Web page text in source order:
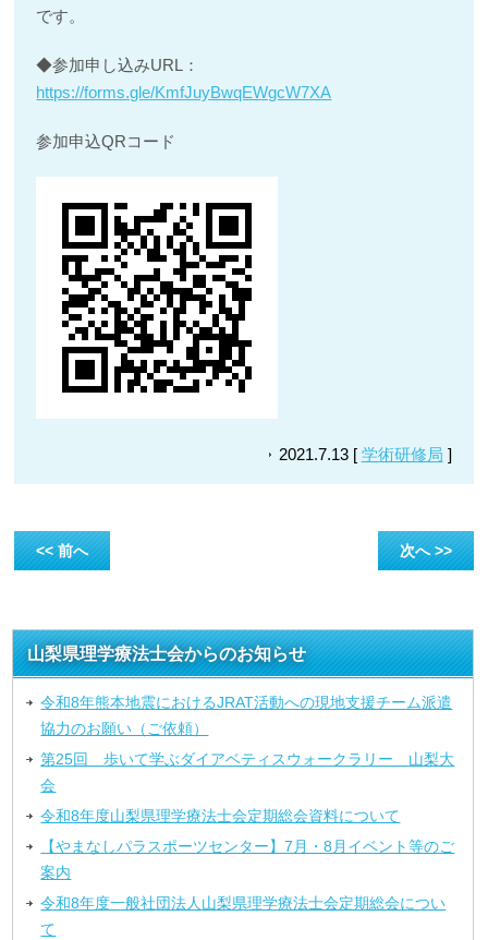
です。
◆参加申し込みURL：
https://forms.gle/KmfJuyBwqEWgcW7XA
参加申込QRコード
2021.7.13 [ 学術研修局 ]
<< 前へ 次へ >>
山梨県理学療法士会からのお知らせ
令和8年熊本地震におけるJRAT活動への現地支援チーム派遣
協力のお願い（ご依頼）
第25回 歩いて学ぶダイアベティスウォークラリー 山梨大
会
令和8年度山梨県理学療法士会定期総会資料について
【やまなしパラスポーツセンター】7月・8月イベント等のご
案内
令和8年度一般社団法人山梨県理学療法士会定期総会につい
て